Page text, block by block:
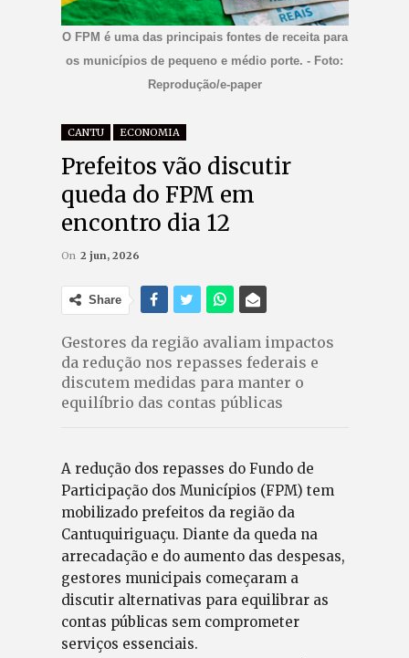
O FPM é uma das principais fontes de receita para
os municípios de pequeno e médio porte. - Foto:
Reprodução/e-paper
CANTU ECONOMIA
Prefeitos vão discutir
queda do FPM em
encontro dia 12
On 2 jun, 2026
Share
Gestores da região avaliam impactos
da redução nos repasses federais e
discutem medidas para manter o
equilíbrio das contas públicas
A redução dos repasses do Fundo de
Participação dos Municípios (FPM) tem
mobilizado prefeitos da região da
Cantuquiriguaçu. Diante da queda na
arrecadação e do aumento das despesas,
gestores municipais começaram a
discutir alternativas para equilibrar as
contas públicas sem comprometer
serviços essenciais.